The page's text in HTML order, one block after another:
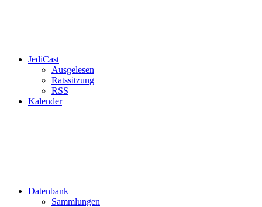
JediCast
Ausgelesen
Ratssitzung
RSS
Kalender
Datenbank
Sammlungen